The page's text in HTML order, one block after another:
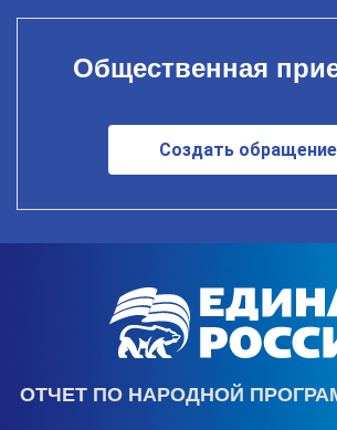
Общественная
Создать обращение
ОТЧЕТ ПО НАРОДНОЙ